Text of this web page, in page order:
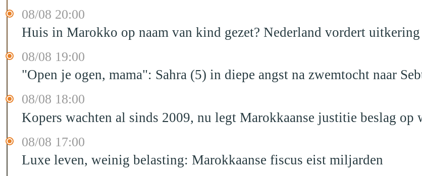
08/08 20:00
Huis in Marokko op naam van kind gezet? Nederland vordert
08/08 19:00
"Open je ogen, mama": Sahra (5) in diepe angst na zwemtocht naar
08/08 18:00
Kopers wachten al sinds 2009, nu legt Marokkaanse justitie beslag op
08/08 17:00
Luxe leven, weinig belasting: Marokkaanse fiscus eist miljarden